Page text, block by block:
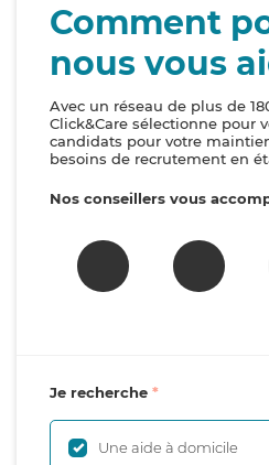
Comment
nous vous
Avec un réseau de plus de
Click&Care sélectionne pour
candidats pour votre
besoins de recrutement en
Nos conseillers vous
Je recherche
Une aide à domicile